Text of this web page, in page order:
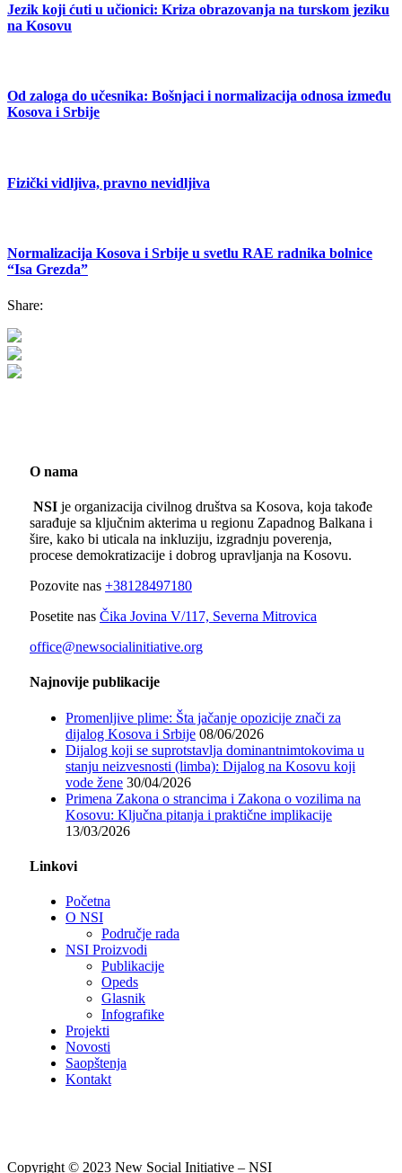
Jezik koji ćuti u učionici: Kriza obrazovanja na turskom jeziku
na Kosovu
Od zaloga do učesnika: Bošnjaci i normalizacija odnosa između
Kosova i Srbije
Fizički vidljiva, pravno nevidljiva
Normalizacija Kosova i Srbije u svetlu RAE radnika bolnice
“Isa Grezda”
Share:
O nama
NSI je organizacija civilnog društva sa Kosova, koja takođe
sarađuje sa ključnim akterima u regionu Zapadnog Balkana i
šire, kako bi uticala na inkluziju, izgradnju poverenja,
procese demokratizacije i dobrog upravljanja na Kosovu.
Pozovite nas +38128497180
Posetite nas Čika Jovina V/117, Severna Mitrovica
office@newsocialinitiative.org
Najnovije publikacije
Promenljive plime: Šta jačanje opozicije znači za
dijalog Kosova i Srbije 08/06/2026
Dijalog koji se suprotstavlja dominantnimtokovima u
stanju neizvesnosti (limba): Dijalog na Kosovu koji
vode žene 30/04/2026
Primena Zakona o strancima i Zakona o vozilima na
Kosovu: Ključna pitanja i praktične implikacije
13/03/2026
Linkovi
Početna
O NSI
Područje rada
NSI Proizvodi
Publikacije
Opeds
Glasnik
Infografike
Projekti
Novosti
Saopštenja
Kontakt
Copyright © 2023 New Social Initiative – NSI